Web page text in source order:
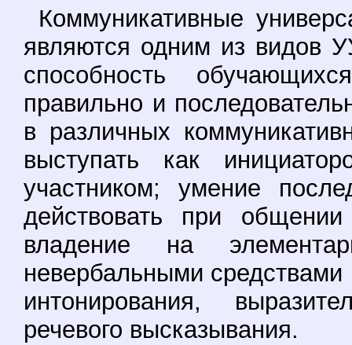
Коммуникативные
являются одним из
способность
правильно и
в различных
выступать как
участником; умение
действовать при
владение на
невербальными
интонирования,
речевого высказывания.